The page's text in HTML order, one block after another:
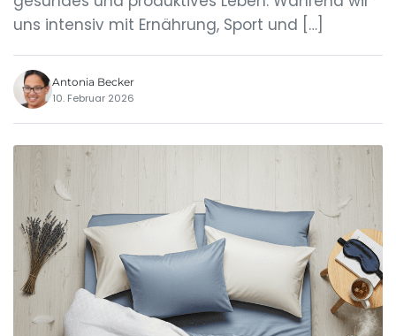
uns intensiv mit Ernährung, Sport und […]
Antonia Becker
10. Februar 2026